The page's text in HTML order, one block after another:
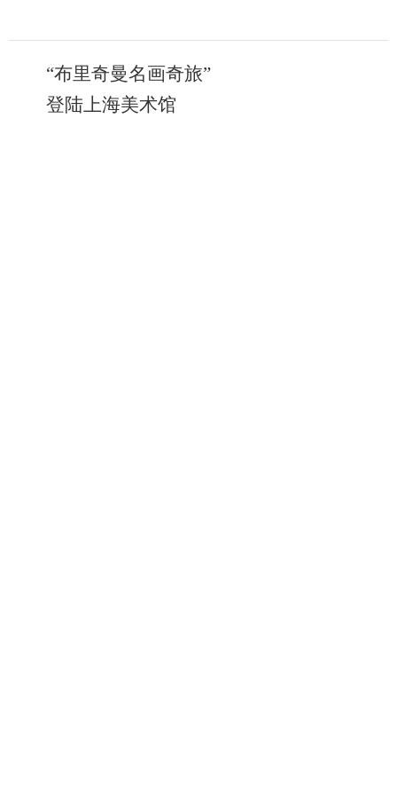
“布里奇曼名画奇旅”
登陆上海美术馆